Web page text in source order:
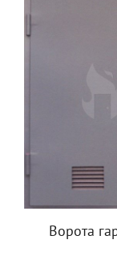
Ворота